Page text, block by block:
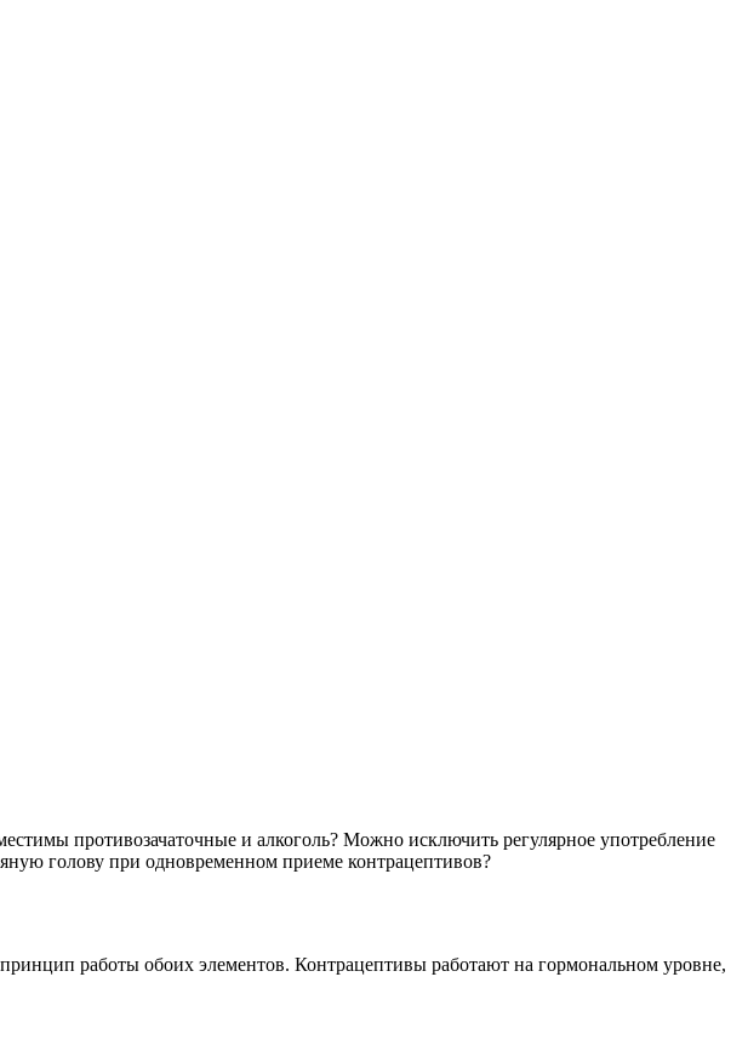
противозачаточные и алкоголь? Можно исключить регулярное употребление
голову при одновременном приеме контрацептивов?
работы обоих элементов. Контрацептивы работают на гормональном уровне,